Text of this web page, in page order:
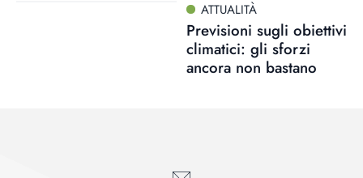
ATTUALITÀ
Previsioni sugli obiettivi
climatici: gli sforzi
ancora non bastano